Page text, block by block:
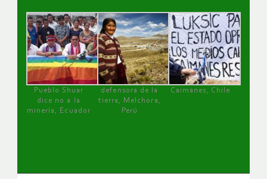
Pueblo Shuar
dice no a la
minería, Ecuador
defensora de la
tierra, Melchora,
Perú
Caimanes, Chile